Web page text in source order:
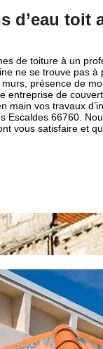
d’eau toit
de toiture à un
ne se trouve pas
présence de
entreprise de
main vos travaux
Escaldes 66760.
vous satisfaire et